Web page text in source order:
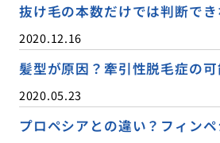
抜け毛の本数だけでは判断でき
2020.12.16
髪型が原因？牽引性脱毛症の可
2020.05.23
プロペシアとの違い？フィン